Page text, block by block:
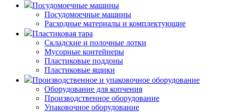
Посудомоечные машины
Посудомоечные машины
Расходные материалы и комплектующие
Пластиковая тара
Складские и полочные лотки
Мусорные контейнеры
Пластиковые поддоны
Пластиковые ящики
Производственное и упаковочное оборудование
Оборудование для копчения
Производственное оборудование
Упаковочное оборудование